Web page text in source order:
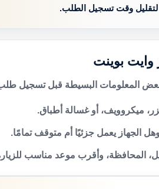
لتقليل وقت تسجيل الطلب.
وايت بوينت
المعلومات البسيطة قبل تسجيل طلب
ميكروويف، أو غسالة أطباق.
الجهاز يعمل جزئيًا أم متوقف تمامًا.
المحافظة، وأقرب موعد مناسب